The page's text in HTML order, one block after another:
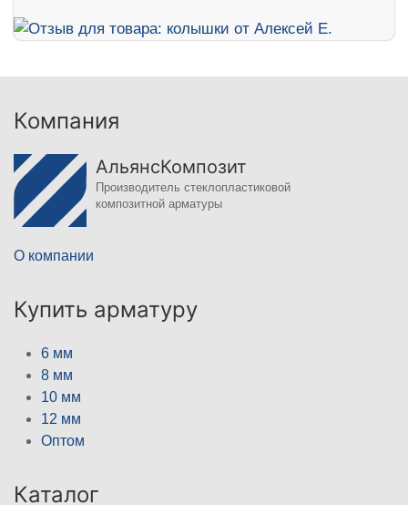
Компания
АльянсКомпозит
Производитель стеклопластиковой
композитной арматуры
О компании
Купить арматуру
6 мм
8 мм
10 мм
12 мм
Оптом
Каталог